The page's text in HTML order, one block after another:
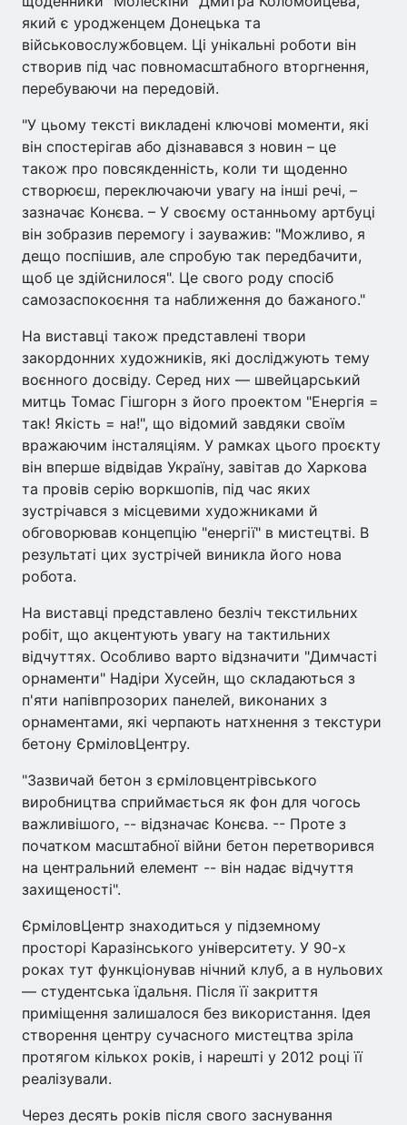
який є уродженцем Донецька та
військовослужбовцем. Ці унікальні роботи він
створив під час повномасштабного вторгнення,
перебуваючи на передовій.
"У цьому тексті викладені ключові моменти, які
він спостерігав або дізнавався з новин – це
також про повсякденність, коли ти щоденно
створюєш, переключаючи увагу на інші речі, –
зазначає Конєва. – У своєму останньому артбуці
він зобразив перемогу і зауважив: "Можливо, я
дещо поспішив, але спробую так передбачити,
щоб це здійснилося". Це свого роду спосіб
самозаспокоєння та наближення до бажаного."
На виставці також представлені твори
закордонних художників, які досліджують тему
воєнного досвіду. Серед них — швейцарський
митць Томас Гішгорн з його проектом "Енергія =
так! Якість = на!", що відомий завдяки своїм
вражаючим інсталяціям. У рамках цього проєкту
він вперше відвідав Україну, завітав до Харкова
та провів серію воркшопів, під час яких
зустрічався з місцевими художниками й
обговорював концепцію "енергії" в мистецтві. В
результаті цих зустрічей виникла його нова
робота.
На виставці представлено безліч текстильних
робіт, що акцентують увагу на тактильних
відчуттях. Особливо варто відзначити "Димчасті
орнаменти" Надіри Хусейн, що складаються з
п'яти напівпрозорих панелей, виконаних з
орнаментами, які черпають натхнення з текстури
бетону ЄрміловЦентру.
"Зазвичай бетон з єрміловцентрівського
виробництва сприймається як фон для чогось
важливішого, -- відзначає Конєва. -- Проте з
початком масштабної війни бетон перетворився
на центральний елемент -- він надає відчуття
захищеності".
ЄрміловЦентр знаходиться у підземному
просторі Каразінського університету. У 90-х
роках тут функціонував нічний клуб, а в нульових
— студентська їдальня. Після її закриття
приміщення залишалося без використання. Ідея
створення центру сучасного мистецтва зріла
протягом кількох років, і нарешті у 2012 році її
реалізували.
Через десять років після свого заснування